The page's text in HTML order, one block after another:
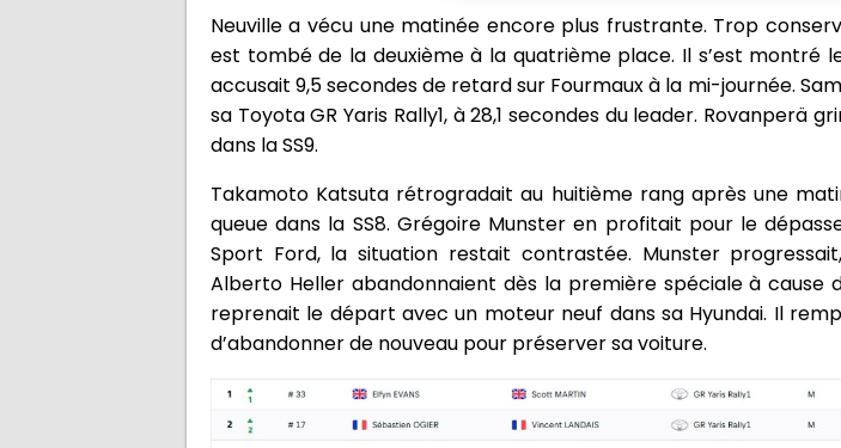
Neuville a vécu une matinée encore plus frustrante. Trop
est tombé de la deuxième à la quatrième place. Il s’est montré
accusait 9,5 secondes de retard sur Fourmaux à la mi-journée.
sa Toyota GR Yaris Rally1, à 28,1 secondes du leader. Rovanperä
dans la SS9.
Takamoto Katsuta rétrogradait au huitième rang après une
queue dans la SS8. Grégoire Munster en profitait pour le
Sport Ford, la situation restait contrastée. Munster
Alberto Heller abandonnaient dès la première spéciale à cause
reprenait le départ avec un moteur neuf dans sa Hyundai. Il
d’abandonner de nouveau pour préserver sa voiture.